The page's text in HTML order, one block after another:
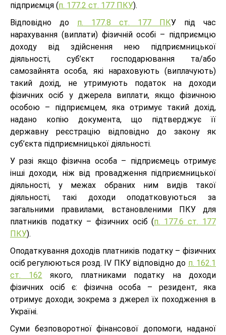
підприємця (п. 177.2 ст. 177 ПКУ).
Відповідно до п. 177.8 ст. 177 ПКУ під час
нарахування (виплати) фізичній особі – підприємцю
доходу від здійснення нею підприємницької
діяльності, суб’єкт господарювання та/або
самозайнята особа, які нараховують (виплачують)
такий дохід, не утримують податок на доходи
фізичних осіб у джерела виплати, якщо фізичною
особою – підприємцем, яка отримує такий дохід,
надано копію документа, що підтверджує її
державну реєстрацію відповідно до закону як
суб’єкта підприємницької діяльності.
У разі якщо фізична особа – підприємець отримує
інші доходи, ніж від провадження підприємницької
діяльності, у межах обраних ним видів такої
діяльності, такі доходи оподатковуються за
загальними правилами, встановленими ПКУ для
платників податку – фізичних осіб (п. 177.6 ст. 177
ПКУ).
Оподаткування доходів платників податку – фізичних
осіб регулюються розд. ІV ПКУ відповідно до п. 162.1
ст. 162 якого, платниками податку на доходи
фізичних осіб є: фізична особа – резидент, яка
отримує доходи, зокрема з джерел їх походження в
Україні.
Суми безповоротної фінансової допомоги, наданої